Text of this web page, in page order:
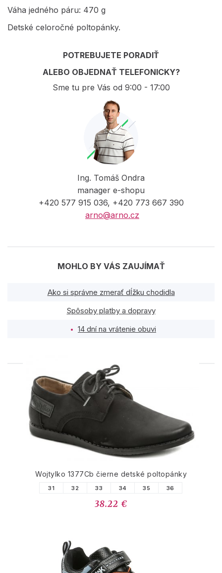
Váha jedného páru: 470 g
Detské celoročné poltopánky.
POTREBUJETE PORADIŤ
ALEBO OBJEDNAŤ TELEFONICKY?
Sme tu pre Vás od 9:00 - 17:00
Ing. Tomáš Ondra
manager e-shopu
+420 577 915 036, +420 773 667 390
arno@arno.cz
MOHLO BY VÁS ZAUJÍMAŤ
Ako si správne zmerať dĺžku chodidla
Spôsoby platby a dopravy
14 dní na vrátenie obuvi
PODOBNÉ PRODUKTY
Wojtylko 1377Cb čierne detské poltopánky
31 32 33 34 35 36
38.22 €